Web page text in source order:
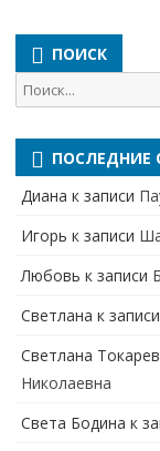
ПОИСК
Поиск
для:
ПОСЛЕДНИЕ
Диана к записи
Игорь к записи
Любовь к записи
Светлана к записи
Cветлана
Николаевна
Света Бодина к